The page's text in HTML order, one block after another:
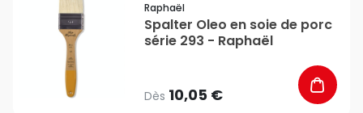
Raphaël
Spalter Oleo en soie de porc
série 293 - Raphaël
Dès 10,05 €